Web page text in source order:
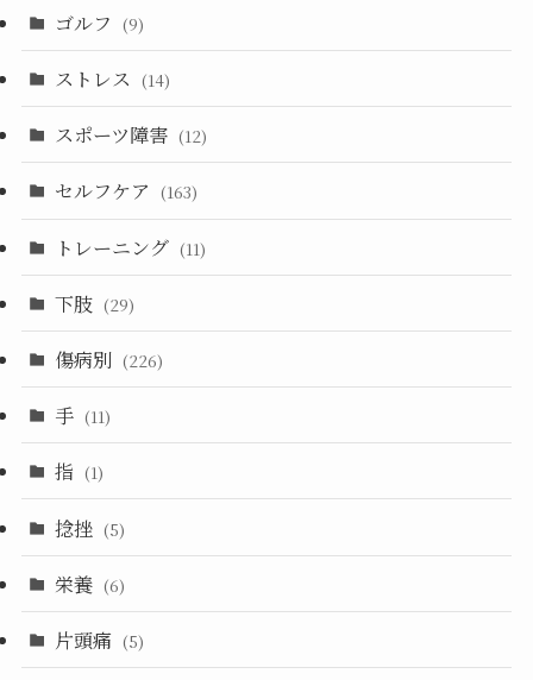
ゴルフ (9)
ストレス (14)
スポーツ障害 (12)
セルフケア (163)
トレーニング (11)
下肢 (29)
傷病別 (226)
手 (11)
指 (1)
捻挫 (5)
栄養 (6)
片頭痛 (5)